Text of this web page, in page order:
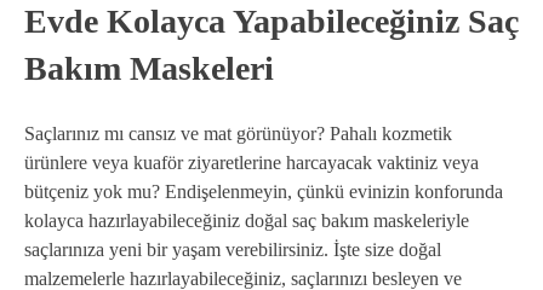
Evde Kolayca Yapabileceğiniz Saç
Bakım Maskeleri
Saçlarınız mı cansız ve mat görünüyor? Pahalı kozmetik
ürünlere veya kuaför ziyaretlerine harcayacak vaktiniz veya
bütçeniz yok mu? Endişelenmeyin, çünkü evinizin konforunda
kolayca hazırlayabileceğiniz doğal saç bakım maskeleriyle
saçlarınıza yeni bir yaşam verebilirsiniz. İşte size doğal
malzemelerle hazırlayabileceğiniz, saçlarınızı besleyen ve